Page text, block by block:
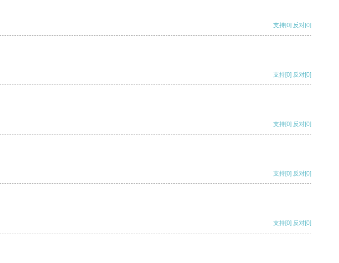
支持[0] 反对[0]
支持[0] 反对[0]
支持[0] 反对[0]
支持[0] 反对[0]
支持[0] 反对[0]